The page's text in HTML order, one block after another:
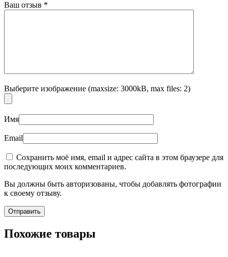
Ваш отзыв *
Выберите изображение (maxsize: 3000kB, max files: 2)
Имя
Email
Сохранить моё имя, email и адрес сайта в этом браузере для
последующих моих комментариев.
Вы должны быть авторизованы, чтобы добавлять фотографии
к своему отзыву.
Похожие товары